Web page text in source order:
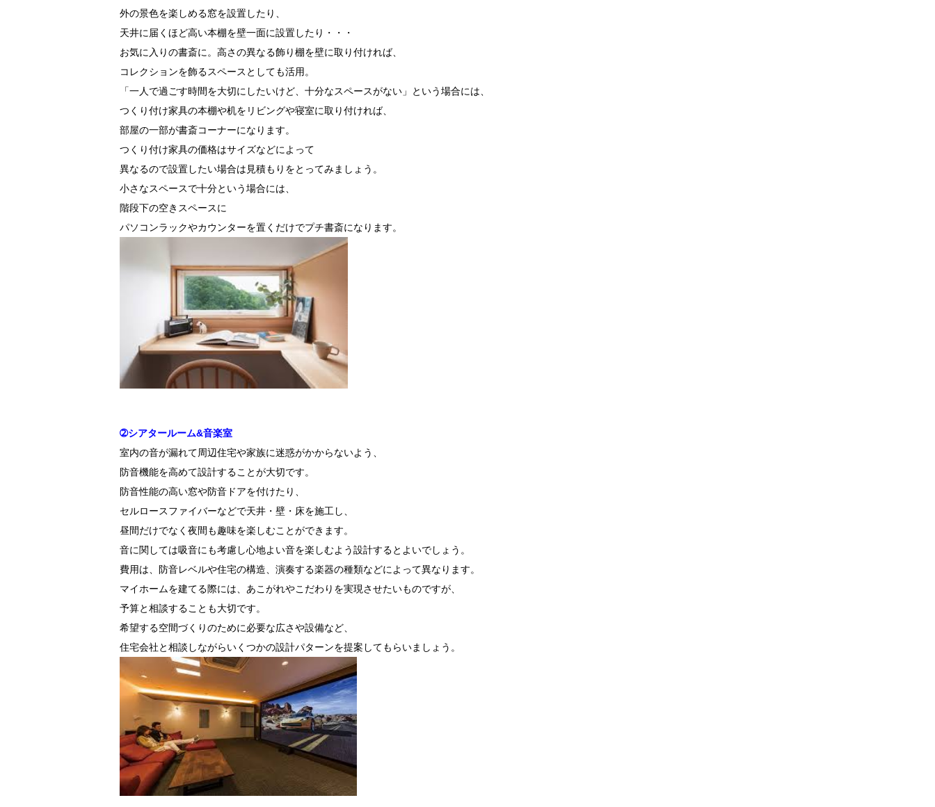
外の景色を楽しめる窓を設置したり、
天井に届くほど高い本棚を壁一面に設置したり・・・
お気に入りの書斎に。高さの異なる飾り棚を壁に取り付ければ、
コレクションを飾るスペースとしても活用。
「一人で過ごす時間を大切にしたいけど、十分なスペースがない」という場合には、
つくり付け家具の本棚や机をリビングや寝室に取り付ければ、
部屋の一部が書斎コーナーになります。
つくり付け家具の価格はサイズなどによって
異なるので設置したい場合は見積もりをとってみましょう。
小さなスペースで十分という場合には、
階段下の空きスペースに
パソコンラックやカウンターを置くだけでプチ書斎になります。
➁シアタールーム&音楽室
室内の音が漏れて周辺住宅や家族に迷惑がかからないよう、
防音機能を高めて設計することが大切です。
防音性能の高い窓や防音ドアを付けたり、
セルロースファイバーなどで天井・壁・床を施工し、
昼間だけでなく夜間も趣味を楽しむことができます。
音に関しては吸音にも考慮し心地よい音を楽しむよう設計するとよいでしょう。
費用は、防音レベルや住宅の構造、演奏する楽器の種類などによって異なります。
マイホームを建てる際には、あこがれやこだわりを実現させたいものですが、
予算と相談することも大切です。
希望する空間づくりのために必要な広さや設備など、
住宅会社と相談しながらいくつかの設計パターンを提案してもらいましょう。